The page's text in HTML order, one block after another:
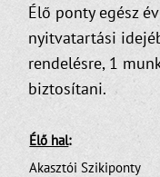
Élő ponty egész
nyitvatartási
rendelésre, 1
biztosítani.
Élő hal:
Akasztói Szikiponty